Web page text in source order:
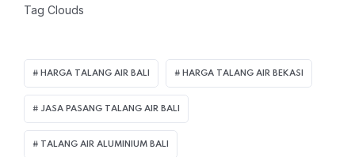
Tag Clouds
HARGA TALANG AIR BALI HARGA TALANG AIR BEKASI
JASA PASANG TALANG AIR BALI
TALANG AIR ALUMINIUM BALI